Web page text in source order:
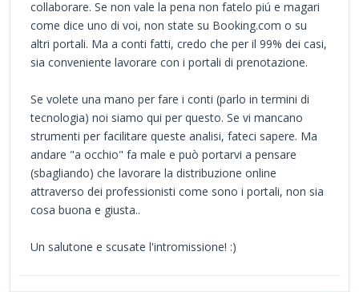
collaborare. Se non vale la pena non fatelo piú e magari
come dice uno di voi, non state su Booking.com o su
altri portali. Ma a conti fatti, credo che per il 99% dei casi,
sia conveniente lavorare con i portali di prenotazione.
Se volete una mano per fare i conti (parlo in termini di
tecnologia) noi siamo qui per questo. Se vi mancano
strumenti per facilitare queste analisi, fateci sapere. Ma
andare "a occhio" fa male e può portarvi a pensare
(sbagliando) che lavorare la distribuzione online
attraverso dei professionisti come sono i portali, non sia
cosa buona e giusta..
Un salutone e scusate l'intromissione! :)